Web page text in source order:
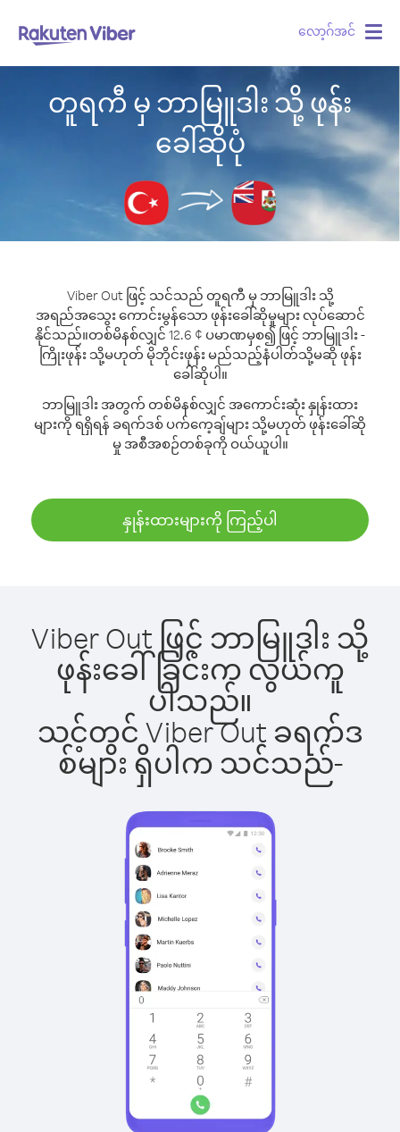
လော့ဂ်အင်
တူရကီ မှ ဘာမြူဒါး သို့ ဖုန်း
ခေါ်ဆိုပုံ
Viber Out ဖြင့် သင်သည် တူရကီ မှ ဘာမြူဒါး သို့
အရည်အသွေး ကောင်းမွန်သော ဖုန်းခေါ်ဆိုမှုများ လုပ်ဆောင်
နိုင်သည်။တစ်မိနစ်လျှင် 12.6 ¢ ပမာဏမှစ၍ ဖြင့် ဘာမြူဒါး -
ကြိုးဖုန်း သို့မဟုတ် မိုဘိုင်းဖုန်း မည်သည့်နံပါတ်သို့မဆို ဖုန်း
ခေါ်ဆိုပါ။
ဘာမြူဒါး အတွက် တစ်မိနစ်လျှင် အကောင်းဆုံး နှုန်းထား
များကို ရရှိရန် ခရက်ဒစ် ပက်ကေ့ချ်များ သို့မဟုတ် ဖုန်းခေါ်ဆို
မှု အစီအစဉ်တစ်ခုကို ဝယ်ယူပါ။
နှုန်းထားများကို ကြည့်ပါ
Viber Out ဖြင့် ဘာမြူဒါး သို့
ဖုန်းခေါ်ခြင်းက လွယ်ကူ
ပါသည်။
သင့်တွင် Viber Out ခရက်ဒ
စ်များ ရှိပါက သင်သည်-